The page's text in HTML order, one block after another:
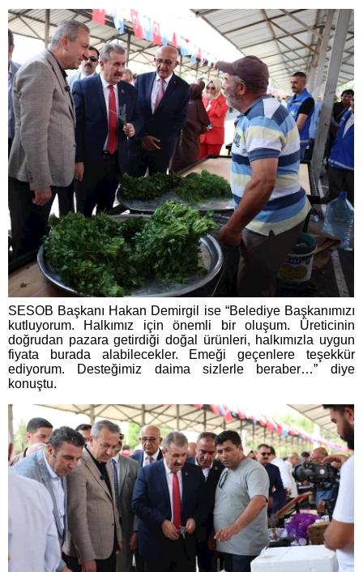
SESOB Başkanı Hakan Demirgil ise “Belediye Başkanımızı
kutluyorum. Halkımız için önemli bir oluşum. Üreticinin
doğrudan pazara getirdiği doğal ürünleri, halkımızla uygun
fiyata burada alabilecekler. Emeği geçenlere teşekkür
ediyorum. Desteğimiz daima sizlerle beraber…” diye
konuştu.